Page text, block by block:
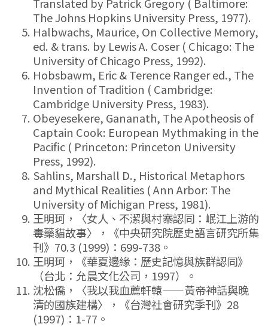
The Johns Hopkins University Press, 1977).
Halbwachs, Maurice, On Collective Memory,
ed. & trans. by Lewis A. Coser ( Chicago: The
University of Chicago Press, 1992).
Hobsbawm, Eric & Terence Ranger ed., The
Invention of Tradition ( Cambridge:
Cambridge University Press, 1983).
Obeyesekere, Gananath, The Apotheosis of
Captain Cook: European Mythmaking in the
Pacific ( Princeton: Princeton University
Press, 1992).
Sahlins, Marshall D., Historical Metaphors
and Mythical Realities ( Ann Arbor: The
University of Michigan Press, 1981).
王明珂，〈女人、不潔與村寨認同：岷江上游的
毒藥貓故事〉，《中央研究院歷史語言研究所集
刊》70.3 (1999)：699-738。
王明珂，《華夏邊緣：歷史記憶與族群認同》
（台北：允晨文化公司，1997）。
沈松僑，〈我以我血薦軒轅——黃帝神話與晚
清的國族建構〉，《台灣社會研究季刊》28
(1997)：1-77。